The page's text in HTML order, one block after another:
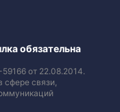
обязательна
от 22.08.2014.
сфере связи,